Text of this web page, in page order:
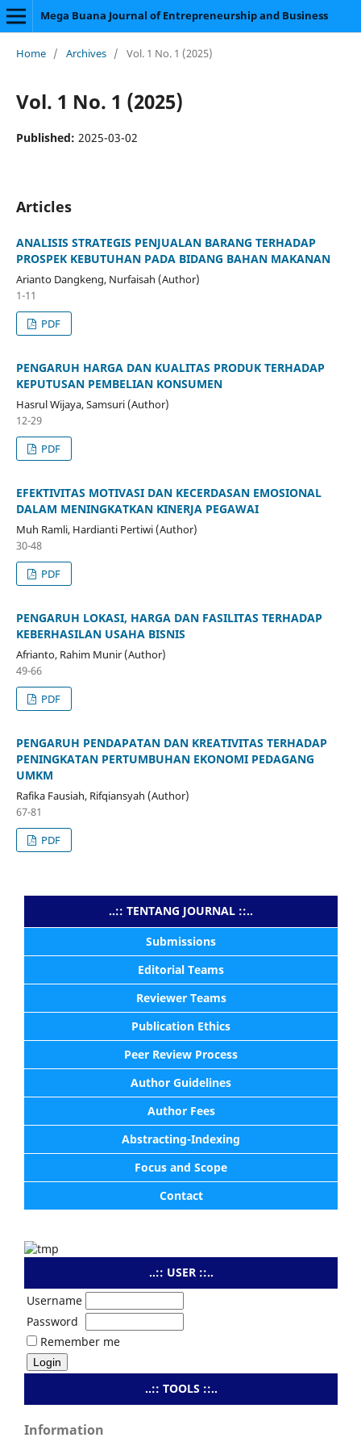
Mega Buana Journal of Entrepreneurship and Business
Home / Archives / Vol. 1 No. 1 (2025)
Vol. 1 No. 1 (2025)
Published: 2025-03-02
Articles
ANALISIS STRATEGIS PENJUALAN BARANG TERHADAP
PROSPEK KEBUTUHAN PADA BIDANG BAHAN MAKANAN
Arianto Dangkeng, Nurfaisah (Author)
1-11
PDF
PENGARUH HARGA DAN KUALITAS PRODUK TERHADAP
KEPUTUSAN PEMBELIAN KONSUMEN
Hasrul Wijaya, Samsuri (Author)
12-29
PDF
EFEKTIVITAS MOTIVASI DAN KECERDASAN EMOSIONAL
DALAM MENINGKATKAN KINERJA PEGAWAI
Muh Ramli, Hardianti Pertiwi (Author)
30-48
PDF
PENGARUH LOKASI, HARGA DAN FASILITAS TERHADAP
KEBERHASILAN USAHA BISNIS
Afrianto, Rahim Munir (Author)
49-66
PDF
PENGARUH PENDAPATAN DAN KREATIVITAS TERHADAP
PENINGKATAN PERTUMBUHAN EKONOMI PEDAGANG
UMKM
Rafika Fausiah, Rifqiansyah (Author)
67-81
PDF
..:: TENTANG JOURNAL ::..
Submissions
Editorial Teams
Reviewer Teams
Publication Ethics
Peer Review Process
Author Guidelines
Author Fees
Abstracting-Indexing
Focus and Scope
Contact
..:: USER ::..
Username
Password
Remember me
..:: TOOLS ::..
Information